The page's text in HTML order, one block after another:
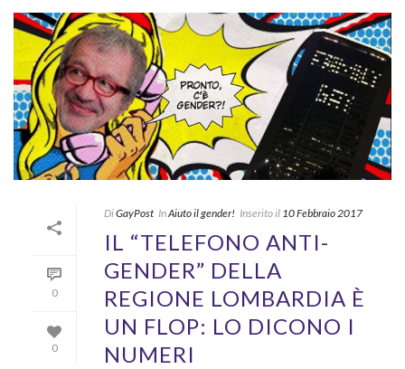
0
0
DiGayPost InAiuto il gender! Inserito il 10 Febbraio 2017
IL “TELEFONO ANTI-
GENDER” DELLA
REGIONE LOMBARDIA È
UN FLOP: LO DICONO I
NUMERI